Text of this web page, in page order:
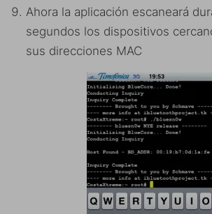
Ahora la aplicación escaneará
segundos los dispositivos
sus direcciones MAC